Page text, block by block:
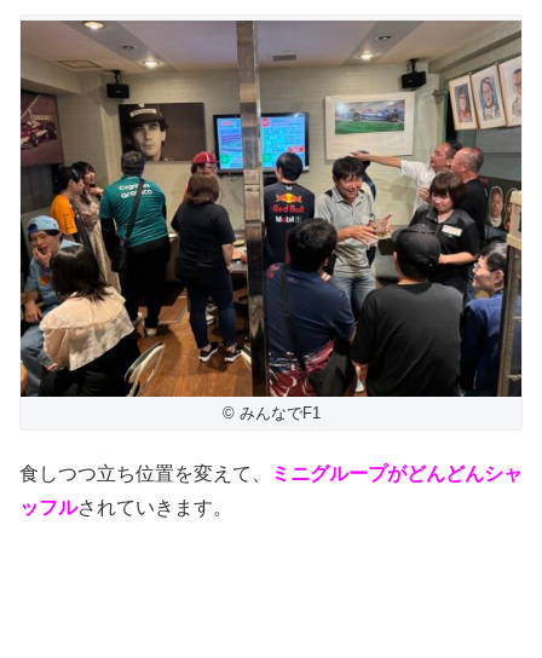
© みんなでF1
食しつつ立ち位置を変えて、
ミニグループがどんどんシャ
ッフルされていきます。